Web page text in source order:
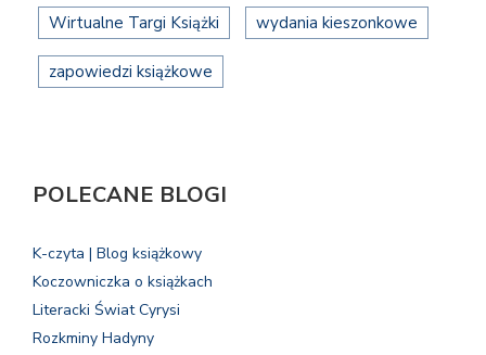
Wirtualne Targi Książki wydania kieszonkowe
zapowiedzi książkowe
POLECANE BLOGI
K-czyta | Blog książkowy
Koczowniczka o książkach
Literacki Świat Cyrysi
Rozkminy Hadyny